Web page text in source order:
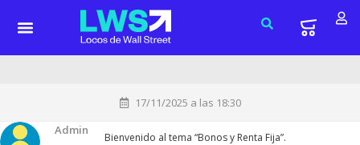
17/11/2025 a las 18:30
Admin
Bienvenido al tema “Bonos y Renta Fija”.